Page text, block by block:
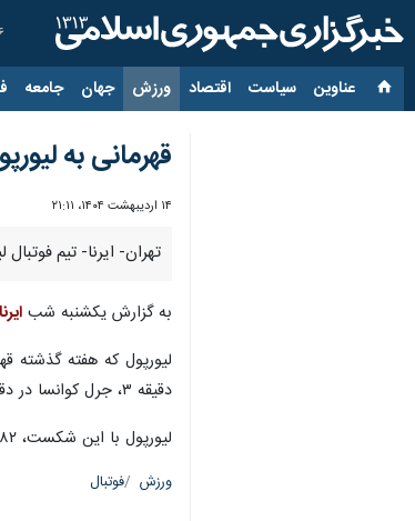
۱۶
عناوین‌ سیاست اقتصاد ورزش جهان جامعه
قهرمانی به
۱۴ اردیبهشت ۱۴۰۴، ۲۱:۱۱
تهران- ایرنا- تیم
به گزارش یکشنبه شب ایرنا
دقیقه ۳، جرل کوانسا در دقیقه ۵۶ و کول پالمر(پنالتی) در این دیدار برای چلسی گلزنی کردند و ویرجیل فن دایک در دقیقه ۸۵ توانست تنها یکی از گل‌های خورده را برای لیورپول جبران کند.
لیورپول با این شکست، ۸۲ امتیازی باقی ماند. چلسی اما با این برد ۶۳ امتیازی شد و در رده پنجم قرار گرفت تا در جنگ کسب سهمیه لیگ قهرمانان شانس‌های خودش را حفظ کند.
ورزش فوتبال